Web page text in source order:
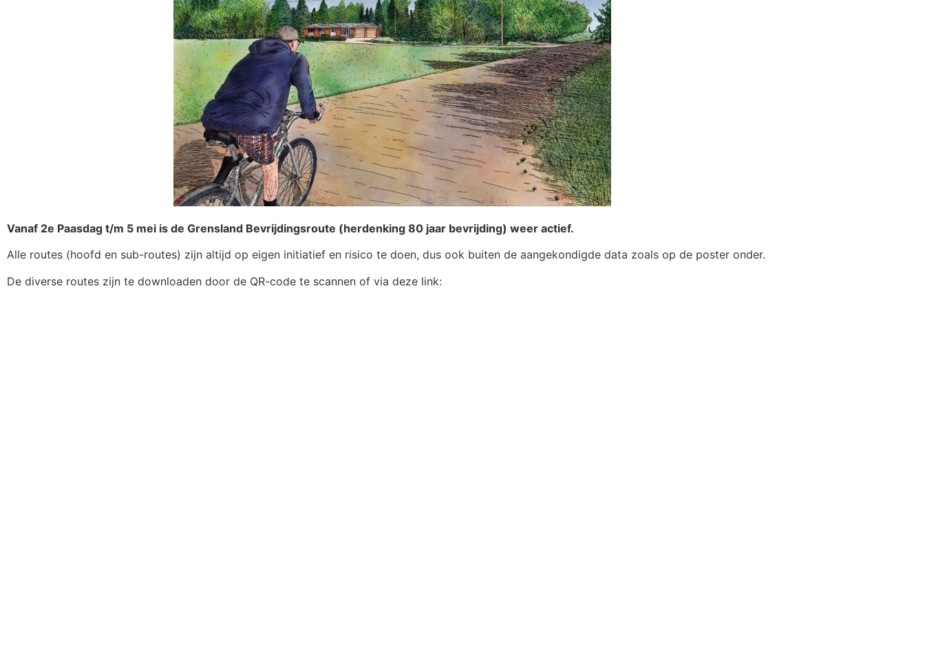
Vanaf 2e Paasdag t/m 5 mei is de Grensland Bevrijdingsroute (herdenking 80 jaar bevrijding) weer actief.
Alle routes (hoofd en sub-routes) zijn altijd op eigen initiatief en risico te doen, dus ook buiten de aangekondigde data zoals op de poster onder.
De diverse routes zijn te downloaden door de QR-code te scannen of via deze link: